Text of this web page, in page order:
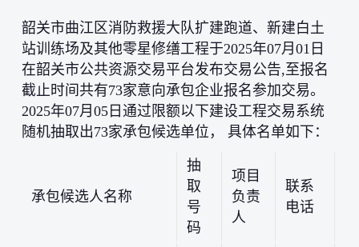
韶关市曲江区消防救援大队扩建跑道、新建白土
站训练场及其他零星修缮工程于2025年07月01日
在韶关市公共资源交易平台发布交易公告,至报名
截止时间共有73家意向承包企业报名参加交易。
2025年07月05日通过限额以下建设工程交易系统
随机抽取出73家承包候选单位， 具体名单如下：
承包候选人名称
抽
取
号
码
项目
负责
人
联系
电话